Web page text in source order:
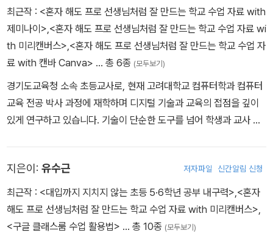
에 참여하고 있으며, 유·초이음 교육과 관련하여 <우리들은 1학년>
개발 위원으로 활동하고 있다. 저서로는 《대한민국 미래 교육 트렌
드》가 있다.
최근작 : <혼자 해도 프로 선생님처럼 잘 만드는 학교 수업 자료 with
제미나이> <혼자 해도 프로 선생님처럼 잘 만드는 학교 수업 자료 wi
th 미리캔버스> <혼자 해도 프로 선생님처럼 잘 만드는 학교 수업 자
료 with 캔바 Canva> … 총 6종 (모두보기)
경기도교육청 소속 초등교사로, 현재 고려대학교 컴퓨터학과 컴퓨터
교육 전공 박사 과정에 재학하며 디지털 기술과 교육의 접점을 깊이
있게 연구하고 있습니다. 기술이 단순한 도구를 넘어 학생과 교사 모
토위원, 국립특수교육원 에듀에이블 수업 자료 개발 위원 등으로 참
여하면서 교육부 및 전국 시도교육청과 협력하여 에듀테크를 활용한
융합 수업의 실제 사례를 나누고, 동료 교사들과 함께 더 나은 디지털
교육의 방향을 모색하고 있습니다. 2024년에는 교원역량개발 분야
지은이: 유수근 저자파일 신간알림 신청
최근작 : <대입까지 지치지 않는 초등 5·6학년 공부 내구력> <혼자
해도 프로 선생님처럼 잘 만드는 학교 수업 자료 with 미리캔버스>
<구글 클래스룸 수업 활용법> … 총 10종 (모두보기)